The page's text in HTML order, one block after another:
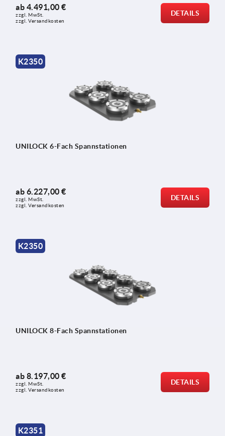
ab 4.491,00 €
zzgl. MwSt.
zzgl. Versandkosten
DETAILS
K2350
UNILOCK 6-Fach Spannstationen
ab 6.227,00 €
zzgl. MwSt.
zzgl. Versandkosten
DETAILS
K2350
UNILOCK 8-Fach Spannstationen
ab 8.197,00 €
zzgl. MwSt.
zzgl. Versandkosten
DETAILS
K2351